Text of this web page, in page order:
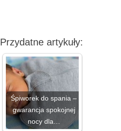
Przydatne artykuły:
Śpiworek do spania –
gwarancja spokojnej
nocy dla…